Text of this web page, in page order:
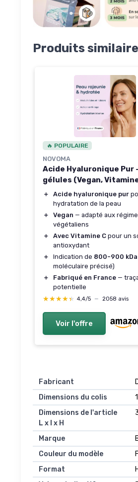
Produits
🔥 POPULAIRE
NOVOMA
Acide Hyaluronique Pur
gélules (Vegan,
＋ Acide hyaluronique pur
hydratation de la peau
＋
Vegan — adapté aux
végétaliens
＋
Avec Vitamine C pour un
antioxydant
＋
Indication de 800-900 kDa
moléculaire précisé)
＋
Fabriqué en France —
potentielle
★★★★★
★★★★★ 4,4/5 — 2058 avis
Voir l'offre
Fabricant
Dimensions du colis
Dimensions de l'article
L x l x H
Marque
Couleur du modèle
Format